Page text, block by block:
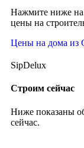
Нажмите ниже на
цены на
Цены на дома из
SipDelux
Строим сейчас
Ниже показаны
сейчас.